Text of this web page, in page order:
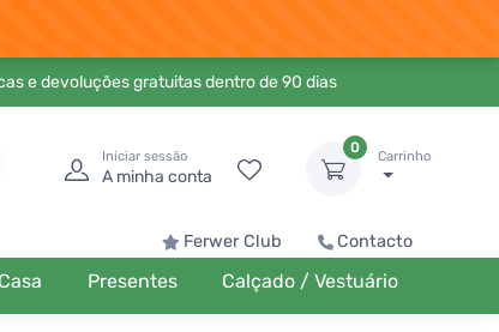
e devoluções gratuitas dentro de 90 dias
Iniciar sessão
A minha conta
0
Carrinho
Ferwer Club Contacto
Casa Presentes Calçado / Vestuário